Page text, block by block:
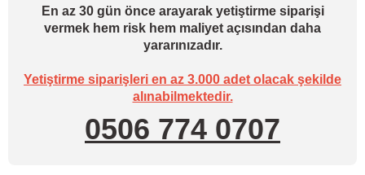
En az 30 gün önce arayarak yetiştirme siparişi
vermek hem risk hem maliyet açısından daha
yararınızadır.
Yetiştirme siparişleri en az 3.000 adet olacak şekilde
alınabilmektedir.
0506 774 0707